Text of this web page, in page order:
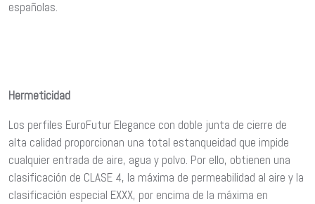
españolas.
Hermeticidad
Los perfiles EuroFutur Elegance con doble junta de cierre de
alta calidad proporcionan una total estanqueidad que impide
cualquier entrada de aire, agua y polvo. Por ello, obtienen una
clasificación de CLASE 4, la máxima de permeabilidad al aire y la
clasificación especial EXXX, por encima de la máxima en